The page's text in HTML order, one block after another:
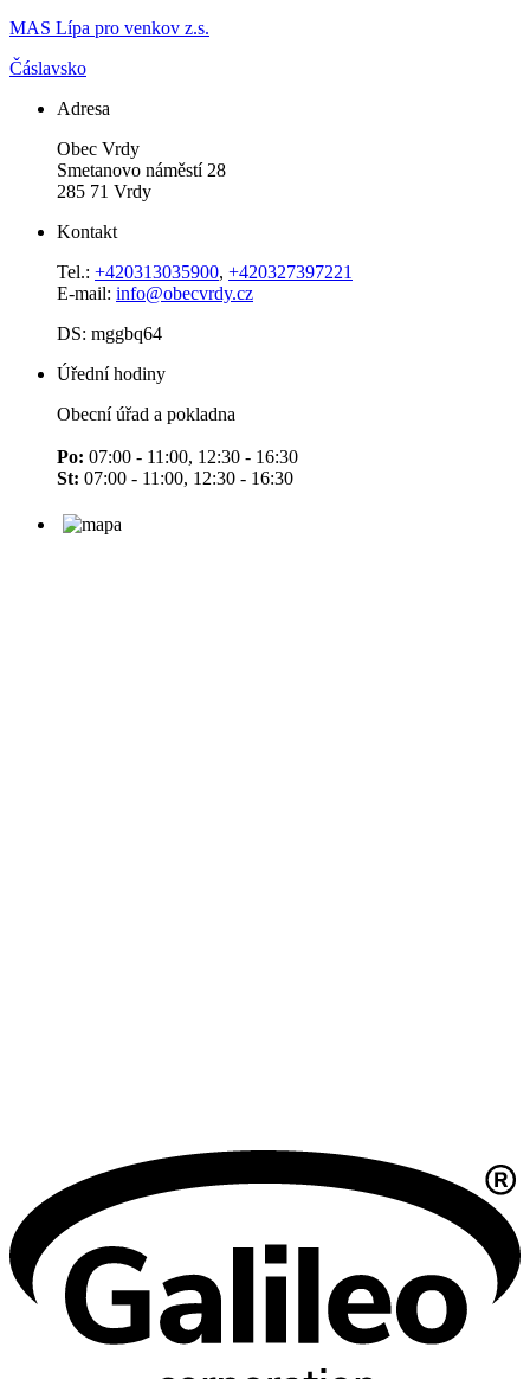
MAS Lípa pro venkov z.s.
Čáslavsko
Adresa
Obec Vrdy
Smetanovo náměstí 28
285 71 Vrdy
Kontakt
Tel.: +420313035900, +420327397221
E-mail: info@obecvrdy.cz
DS: mggbq64
Úřední hodiny
Obecní úřad a pokladna
Po: 07:00 - 11:00, 12:30 - 16:30
St: 07:00 - 11:00, 12:30 - 16:30